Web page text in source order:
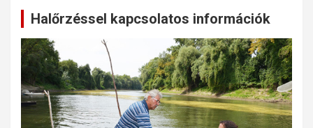
Halőrzéssel kapcsolatos információk